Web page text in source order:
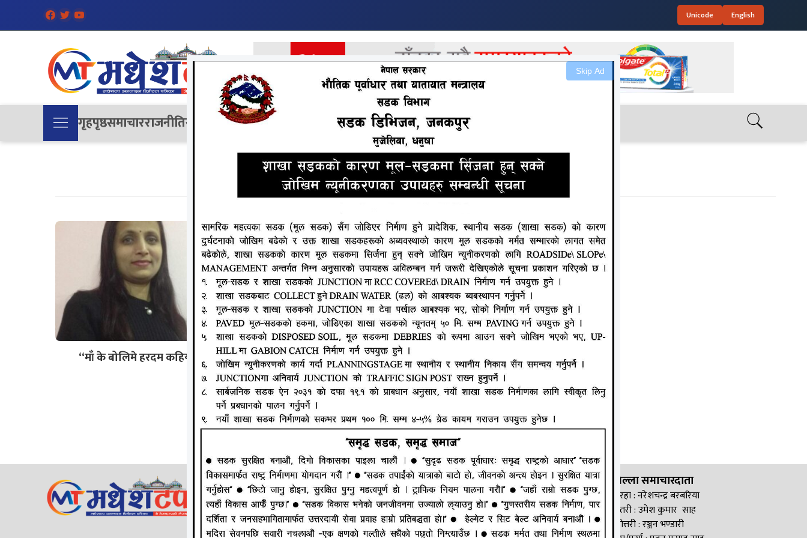
Skip Ad
Unicode English
गृहपृष्ठसमाचारराजनीतिसमाज देश विचारअर्थ अन्तराष्ट्रियखेलकुदमनोरन्जनअन्य
हरदम कहिया
“माँ के बोलिमे हरदम कहिया ”
जानकी न्यूज नेटवर्क
ठेगाना: लक्ष्मीनियाँ -७, मधेश प्रदेश
सम्पर्क नं. : +977-9844100829
ईमेल:Madheshtopnews@gmail.com
हाम्रो टीम
सम्पादक : राजेश कुमार झा
समाचार संयोजक : राजन झा
न्यूज डेस्क : अर्थ राज
जिल्ला समाचारदाता
सिरहा : नरेशचन्द्र बरबरिया
सप्तरी : उमेश कुमार साह
महोत्तरी : रञ्जन भण्डारी